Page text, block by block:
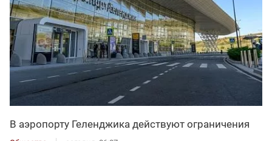
В аэропорту Геленджика действуют ограничения